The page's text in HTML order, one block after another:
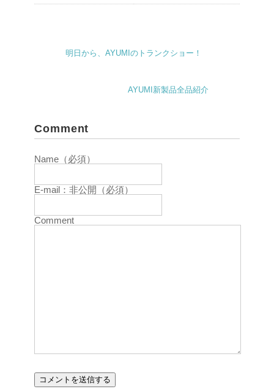
明日から、AYUMIのトランクショー！
AYUMI新製品全品紹介
Comment
Name（必須）
E-mail：非公開（必須）
Comment